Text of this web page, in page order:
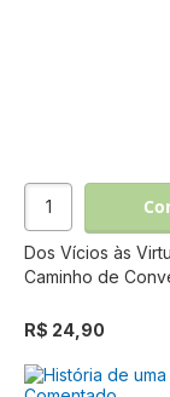
Dos Vícios às
Caminho de
R$ 24,90